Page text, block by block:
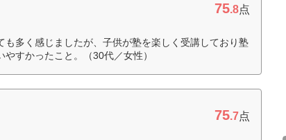
75.8点
多く感じましたが、子供が塾を楽しく受講しており塾
すかったこと。（30代／女性）
75.7点